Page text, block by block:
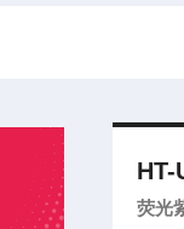
HT-
荧光